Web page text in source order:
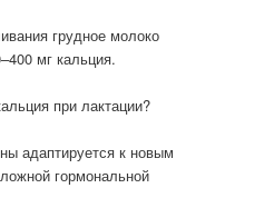
грудное молоко
мг кальция.
при лактации?
адаптируется к новым
гормональной